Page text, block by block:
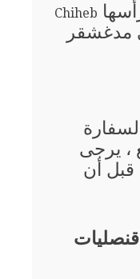
Chiheb
، يرجى
قبل أن